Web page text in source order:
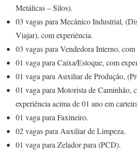
Metálicas – Silos).
03 vagas para Mecânico Industrial,
Viajar), com experiência.
03 vagas para Vendedora Interno, com
01 vaga para Caixa/Estoque, com
01 vaga para Auxiliar de Produção,
01 vaga para Motorista de Caminhão,
experiência acima de 01 ano em
01 vaga para Faxineiro.
02 vagas para Auxiliar de Limpeza.
01 vaga para Zelador para (PCD).